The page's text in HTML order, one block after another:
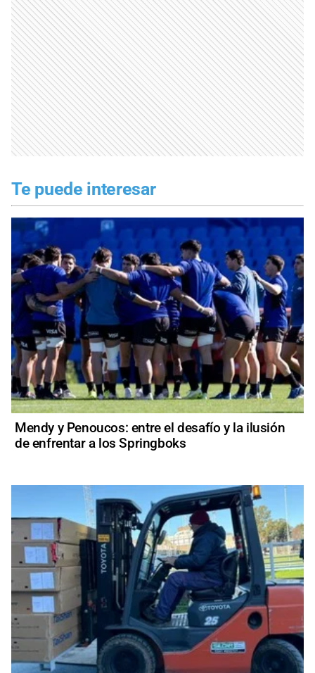
Te puede interesar
Mendy y Penoucos: entre el desafío y la ilusión
de enfrentar a los Springboks